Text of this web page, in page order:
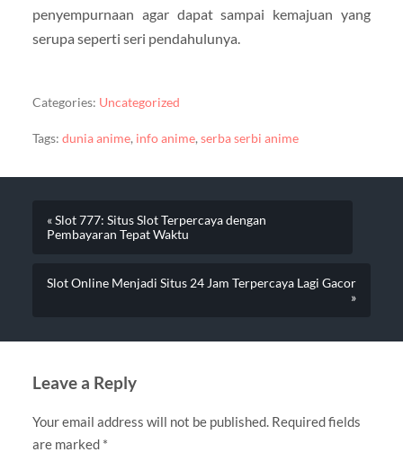
penyempurnaan agar dapat sampai kemajuan yang
serupa seperti seri pendahulunya.
Categories: Uncategorized
Tags: dunia anime, info anime,serba serbi anime
« Slot 777: Situs Slot Terpercaya dengan
Pembayaran Tepat Waktu
Slot Online Menjadi Situs 24 Jam Terpercaya Lagi Gacor
»
Leave a Reply
Your email address will not be published. Required fields
are marked *